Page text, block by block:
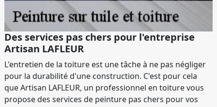
Des services pas chers pour l'entreprise
Artisan LAFLEUR
L'entretien de la toiture est une tâche à ne pas négliger
pour la durabilité d'une construction. C'est pour cela
que Artisan LAFLEUR, un professionnel en toiture vous
propose des services de peinture pas chers pour vos